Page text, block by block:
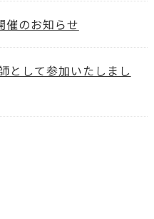
のお知らせ
として参加いたしまし